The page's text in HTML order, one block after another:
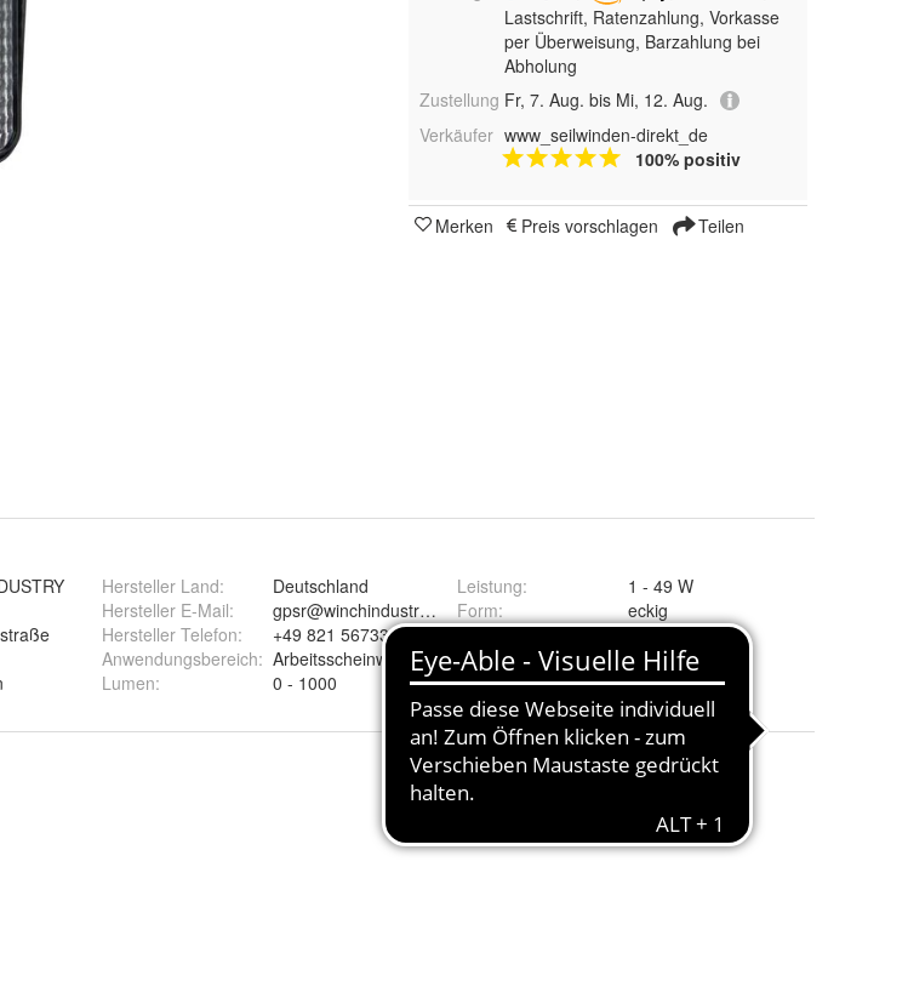
Lastschrift, Ratenzahlung, Vorkasse
per Überweisung, Barzahlung bei
Abholung
Zustellung Fr, 7. Aug. bis Mi, 12. Aug.
Verkäufer www_seilwinden-direkt_de
100% positiv
Merken Preis vorschlagen Teilen
Hersteller Land:
Deutschland
Hersteller E-Mail:
gpsr@winchindustry.com
Hersteller Telefon:
+49 821 567330 40
Anwendungsbereich: Arbeitsscheinwerfer
Lumen: 0 - 1000
Leistung:
1 - 49 W
Form:
eckig
Homologation: EMV R10